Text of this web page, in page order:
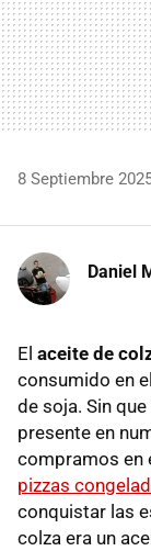
8 Septiembre
Daniel
El aceite de
consumido en
de soja. Sin
presente en
compramos en
pizzas
conquistar las
colza era un